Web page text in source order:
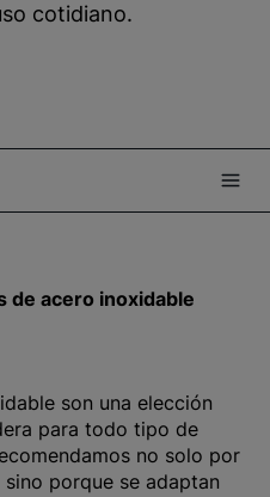
cotidiano.
de acero inoxidable
son una elección
para todo tipo de
no solo por
porque se adaptan